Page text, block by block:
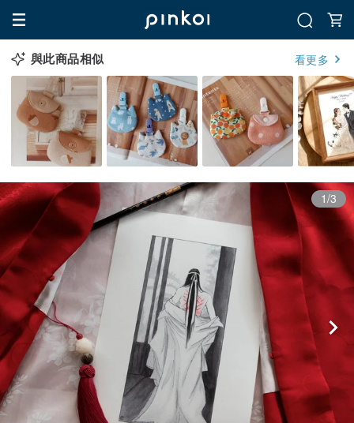
與此商品相似 看更多
1/3